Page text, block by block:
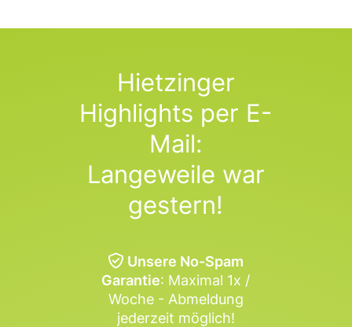
Hietzinger
Highlights per E-
Mail:
Langeweile war
gestern!
Unsere No-Spam
Garantie: Maximal 1x /
Woche - Abmeldung
jederzeit möglich!